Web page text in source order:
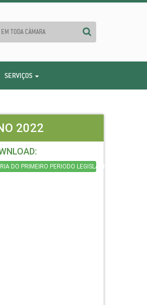
SERVIÇOS
2022
DO PRIMEIRO PERIODO LEGISLATIVO DO ANO